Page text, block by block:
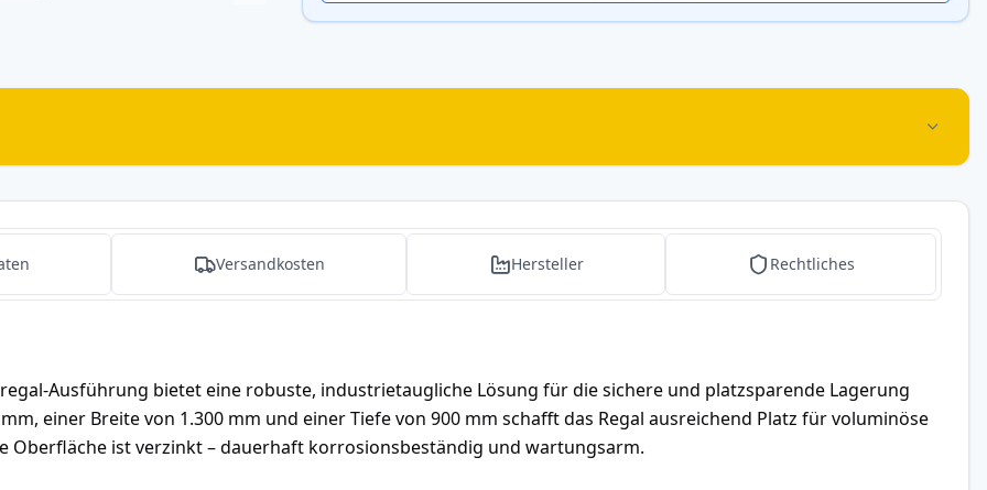
Versandkosten Hersteller Rechtliches
Ausführung bietet eine robuste, industrietaugliche Lösung für die sichere und platzsparende Lagerung
einer Breite von 1.300 mm und einer Tiefe von 900 mm schafft das Regal ausreichend Platz für voluminöse
Oberfläche ist verzinkt – dauerhaft korrosionsbeständig und wartungsarm.